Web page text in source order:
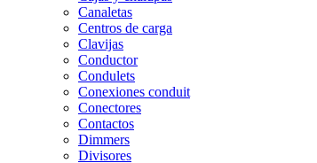
Canaletas
Centros de carga
Clavijas
Conductor
Condulets
Conexiones conduit
Conectores
Contactos
Dimmers
Divisores